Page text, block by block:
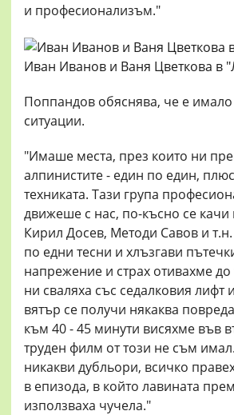
и професионализъм."
Иван Иванов и Ваня Цветкова в
Поппандов обяснява, че е
ситуации.
"Имаше места, през които ни
алпинистите - един по един,
техниката. Тази група
движеше с нас, по-късно се качи
Кирил Досев, Методи Савов и
по едни тесни и хлъзгави
напрежение и страх отивахме
ни сваляха със седалковия лифт
вятър се получи някаква
към 40 - 45 минути висяхме във
труден филм от този не съм
никакви дубльори, всичко
в епизода, в който лавината
използваха чучела."